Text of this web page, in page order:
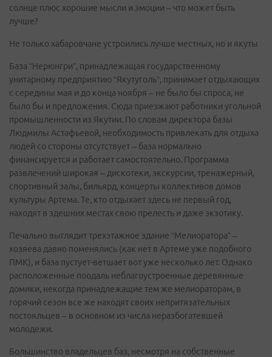
солнце плюс хорошие мысли и эмоции – что может быть
лучше?
Не только хабаровчане устроились лучше местных, но и якуты
База “Нерюнгри”, принадлежащая государственному
унитарному предприятию “Якутуголь”, принимает отдыхающих
с середины мая и до конца ноября – не было бы спроса, не
было бы и предложения. Сюда приезжают работники угольной
промышленности из Якутии. По словам директора базы
Людмилы Астафьевой, необходимость привлекать для отдыха
людей со стороны отсутствует – база нормально
финансируется и работает самостоятельно. Программа
развлечений широкая – дискотеки, экскурсии, тренажерный,
спортивный залы, бильярд, концерты коллективов домов
культуры Артема. Те, кто отдыхает здесь не первый год,
находят в здешних местах свою прелесть и даже экзотику.
Печально выглядит трехэтажное здание “Мелиоратора” –
хозяева давно поменялись (как нет в Артеме уже подобного
ПМК), и база пустует-ветшает вот уже несколько лет. Однако
расположенные поодаль неблагоустроенные деревянные
домики, некогда принадлежащие тем же мелиораторам, в
горячий сезон все же находят своих непритязательных
постояльцев – в основном из числа неразбогатевшей
молодежи.
Большинство владельцев баз, несмотря на собственные